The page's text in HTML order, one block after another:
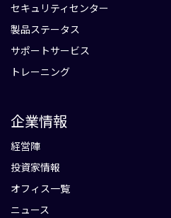
セキュリティセンター
製品ステータス
サポートサービス
トレーニング
企業情報
経営陣
投資家情報
オフィス一覧
ニュース